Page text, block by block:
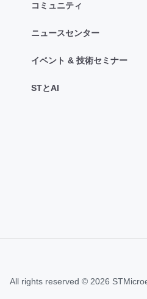
コミュニティ
ニュースセンター
イベント & 技術セミナー
STとAI
All rights reserved © 2026